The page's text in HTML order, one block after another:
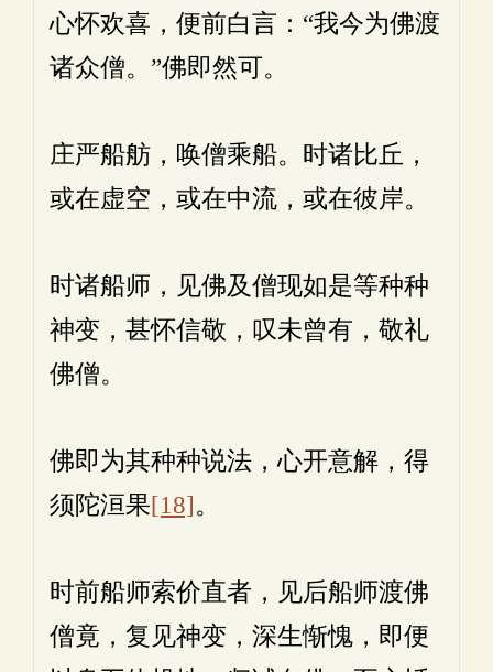
心怀欢喜，便前白言：“我今为佛渡
诸众僧。”佛即然可。
庄严船舫，唤僧乘船。时诸比丘，
或在虚空，或在中流，或在彼岸。
时诸船师，见佛及僧现如是等种种
神变，甚怀信敬，叹未曾有，敬礼
佛僧。
佛即为其种种说法，心开意解，得
须陀洹果[18]。
时前船师索价直者，见后船师渡佛
僧竟，复见神变，深生惭愧，即便